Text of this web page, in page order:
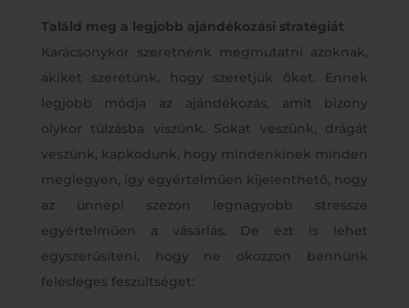
Találd meg a legjobb ajándékozási stratégiát
Karácsonykor szeretnénk megmutatni azoknak,
akiket szeretünk, hogy szeretjük őket. Ennek
legjobb módja az ajándékozás, amit bizony
olykor túlzásba viszünk. Sokat veszünk, drágát
veszünk, kapkodunk, hogy mindenkinek minden
meglegyen, így egyértelműen kijelenthető, hogy
az ünnepi szezon legnagyobb stressze
egyértelműen a vásárlás. De ezt is lehet
egyszerűsíteni, hogy ne okozzon bennünk
felesleges feszültséget: